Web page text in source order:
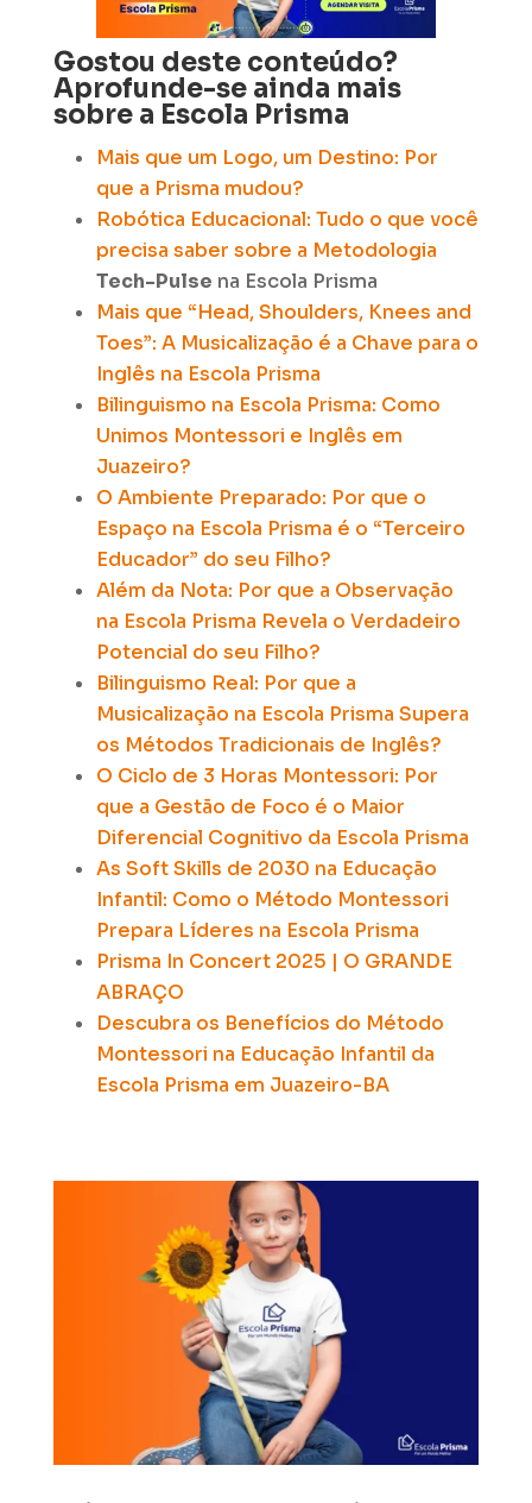
Gostou deste conteúdo?
Aprofunde-se ainda mais
sobre a Escola Prisma
Mais que um Logo, um Destino: Por
que a Prisma mudou?
Robótica Educacional: Tudo o que você
precisa saber sobre a Metodologia
Tech-Pulse na Escola Prisma
Mais que “Head, Shoulders, Knees and
Toes”: A Musicalização é a Chave para o
Inglês na Escola Prisma
Bilinguismo na Escola Prisma: Como
Unimos Montessori e Inglês em
Juazeiro?
O Ambiente Preparado: Por que o
Espaço na Escola Prisma é o “Terceiro
Educador” do seu Filho?
Além da Nota: Por que a Observação
na Escola Prisma Revela o Verdadeiro
Potencial do seu Filho?
Bilinguismo Real: Por que a
Musicalização na Escola Prisma Supera
os Métodos Tradicionais de Inglês?
O Ciclo de 3 Horas Montessori: Por
que a Gestão de Foco é o Maior
Diferencial Cognitivo da Escola Prisma
As Soft Skills de 2030 na Educação
Infantil: Como o Método Montessori
Prepara Líderes na Escola Prisma
Prisma In Concert 2025 | O GRANDE
ABRAÇO
Descubra os Benefícios do Método
Montessori na Educação Infantil da
Escola Prisma em Juazeiro-BA